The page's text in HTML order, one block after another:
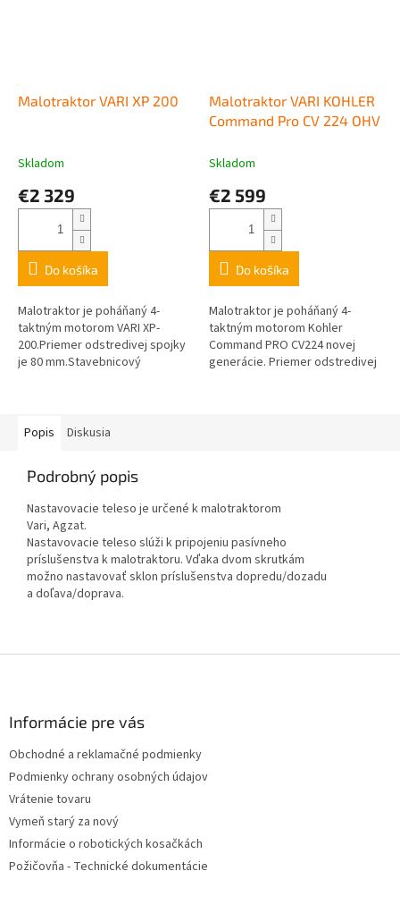
Malotraktor VARI XP 200
Skladom
€2 329
Do košíka
Malotraktor je poháňaný 4-
taktným motorom VARI XP-
200.Priemer odstredivej spojky
je 80 mm.Stavebnicový
Malotraktor VARI KOHLER
Command Pro CV 224 OHV
Skladom
€2 599
Do košíka
Malotraktor je poháňaný 4-
taktným motorom Kohler
Command PRO CV224 novej
generácie. Priemer odstredivej
Popis
Diskusia
Podrobný popis
Nastavovacie teleso je určené k malotraktorom
Vari, Agzat.
Nastavovacie teleso slúži k pripojeniu pasívneho
príslušenstva k malotraktoru. Vďaka dvom skrutkám
možno nastavovať sklon príslušenstva dopredu/dozadu
a doľava/doprava.
Informácie pre vás
Obchodné a reklamačné podmienky
Podmienky ochrany osobných údajov
Vrátenie tovaru
Vymeň starý za nový
Informácie o robotických kosačkách
Požičovňa - Technické dokumentácie